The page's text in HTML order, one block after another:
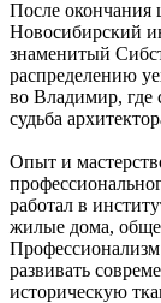
После
Новосибирский
знаменитый
распределению
во Владимир, где
судьба
Опыт и
работал в
жилые дома,
Профессионализм
развивать
историческую